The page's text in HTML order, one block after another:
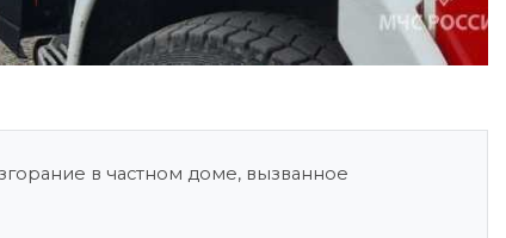
в частном доме, вызванное